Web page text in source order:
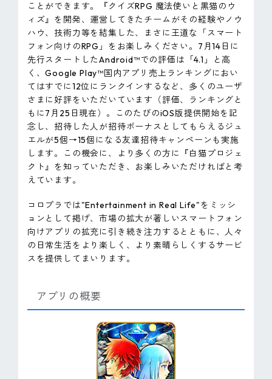
ことができます。『クイズRPG 魔法使いと黒猫のウ
ィズ』を開発、運営してきたチームがその経験やノウ
ハウ、技術力等を結集した、まさに王道な「スマート
フォン向けのRPG」をお楽しみください。7月14日に
先行スタートしたAndroid™での評価は「4.1」と高
く、Google Play™国内アプリ売上ランキングにおい
てはすでに12位にランクインするなど、多くのユーザ
さまに好評をいただいています（評価、ランキングと
もに7月25日現在）。このたびのiOS版提供開始を記
念し、招待した人が招待ボーナスとしてもらえるジュ
エルが5個→15個になる友達招待キャンペーンも実施
します。この機会に、より多くの方に『白猫プロジェ
クト』を知っていただき、お楽しみいただければと考
えています。
コロプラでは"Entertainment in Real Life"をミッシ
ョンとして掲げ、市場の拡大が著しいスマートフォン
向けアプリの拡充に引き続き注力するとともに、人々
の日常生活をより楽しく、より素晴らしくするサービ
スを提供してまいります。
アプリの概要